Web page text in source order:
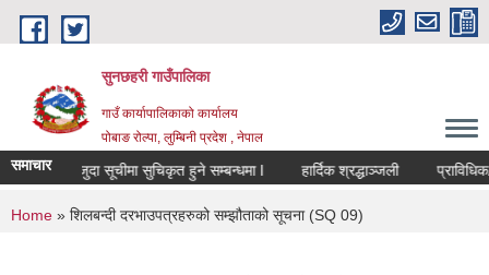
Skip to main content
सुनछहरी गाउँपालिका
गाउँ कार्यापालिकाको कार्यालय
पोबाङ रोल्पा, लुम्बिनी प्रदेश , नेपाल
समाचारमौजुदा सूचीमा सुचिकृत हुने सम्बन्धमा l हार्दिक श्रद्धाञ्जली प्राविधिक/
You are here
Home » शिलबन्दी दरभाउपत्रहरुको सम्झौताको सूचना (SQ 09)